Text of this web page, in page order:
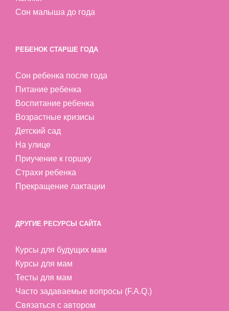
Сон малыша до года
РЕБЕНОК СТАРШЕ ГОДА
Сон ребенка после года
Питание ребенка
Воспитание ребенка
Возрастные кризисы
Детский сад
На улице
Приучение к горшку
Страхи ребенка
Прекращение лактации
ДРУГИЕ РЕСУРСЫ САЙТА
Курсы для будущих мам
Курсы для мам
Тесты для мам
Часто задаваемые вопросы (F.A.Q.)
Связаться с автором